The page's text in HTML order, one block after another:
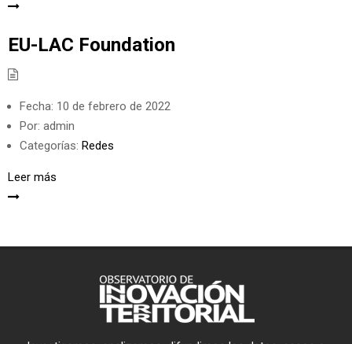
EU-LAC Foundation
Fecha: 10 de febrero de 2022
Por: admin
Categorías: Redes
Leer más